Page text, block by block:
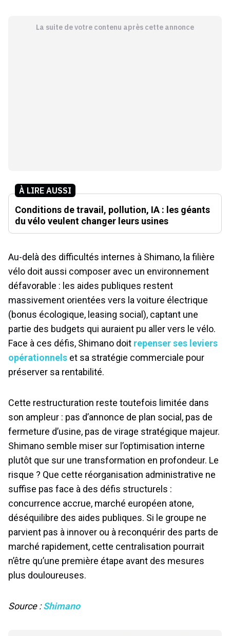
La suite de votre contenu après cette annonce
À LIRE AUSSI
Conditions de travail, pollution, IA : les géants
du vélo veulent changer leurs usines
Au-delà des difficultés internes à Shimano, la filière
vélo doit aussi composer avec un environnement
défavorable : les aides publiques restent
massivement orientées vers la voiture électrique
(bonus écologique, leasing social), captant une
partie des budgets qui auraient pu aller vers le vélo.
Face à ces défis, Shimano doit repenser ses leviers
opérationnels et sa stratégie commerciale pour
préserver sa rentabilité.
Cette restructuration reste toutefois limitée dans
son ampleur : pas d’annonce de plan social, pas de
fermeture d’usine, pas de virage stratégique majeur.
Shimano semble miser sur l’optimisation interne
plutôt que sur une transformation en profondeur. Le
risque ? Que cette réorganisation administrative ne
suffise pas face à des défis structurels :
concurrence accrue, marché européen atone,
déséquilibre des aides publiques. Si le groupe ne
parvient pas à innover ou à reconquérir des parts de
marché rapidement, cette centralisation pourrait
n’être qu’une première étape avant des mesures
plus douloureuses.
Source :Shimano